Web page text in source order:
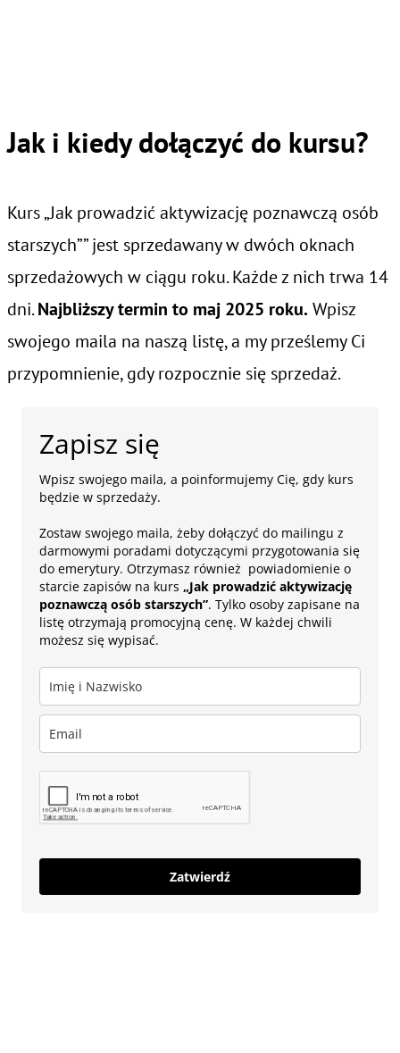
Jak i kiedy dołączyć do kursu?
Kurs „Jak prowadzić aktywizację poznawczą osób
starszych”” jest sprzedawany w dwóch oknach
sprzedażowych w ciągu roku. Każde z nich trwa 14
dni.Najbliższy termin to maj 2025 roku. Wpisz
swojego maila na naszą listę, a my prześlemy Ci
przypomnienie, gdy rozpocznie się sprzedaż.
Zapisz się
Wpisz swojego maila, a poinformujemy Cię, gdy kurs
będzie w sprzedaży.
Zostaw swojego maila, żeby dołączyć do mailingu z
darmowymi poradami dotyczącymi przygotowania się
do emerytury. Otrzymasz również powiadomienie o
starcie zapisów na kurs „Jak prowadzić aktywizację
poznawczą osób starszych”. Tylko osoby zapisane na
listę otrzymają promocyjną cenę. W każdej chwili
możesz się wypisać.
Zatwierdź